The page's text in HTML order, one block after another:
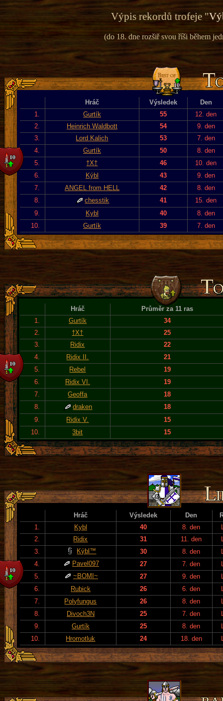
Výpis rekordů trofeje "
(do 18. dne rozšiř svou říši během
Hráč Výsledek
Den
1.
Gurtík 55
12. den
2.
Heinrich Waldbott 54
9. den
3.
Lord Kalich 53
7. den
4.
Gurtík 50
8. den
5.
†X† 46
10. den
6.
Kýbl 43
9. den
7.
ANGEL from HELL 42
8. den
8.
chesstik 41
15. den
9.
Kybl 40
8. den
10.
Gurtík 39 7. den
Hráč
Průměr za 11 ras
1.
Gurtík
34
2.
†X†
25
3.
Ridix
22
4.
Ridix II.
21
5.
Rebel
19
6.
Ridix VI.
19
7.
Geoffa
18
8.
draken
18
9.
Ridix V.
15
10.
3bit 15
Hráč Výsledek Den
1.
Kybl 40 8. den
2.
Ridix 31 11. den
3.
Kýbl™ 30 8. den
4.
Pavel097 27 7. den
5.
~BOMI~ 27 9. den
6.
Rubick 26 6. den
7.
Polyfungus 26 8. den
8.
Divoch3N 25 7. den
9.
Gurtík 25 8. den
10.
Hromotluk 24 18. den